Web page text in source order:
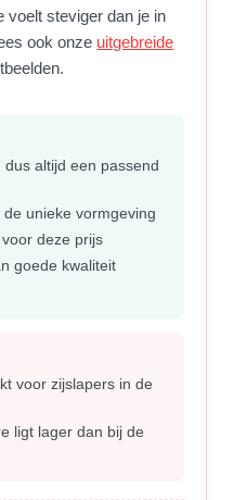
voelt steviger dan je in
ook onze uitgebreide
altijd een passend
unieke vormgeving
deze prijs
goede kwaliteit
voor zijslapers in de
ligt lager dan bij de